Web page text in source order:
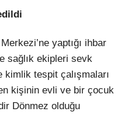
yaptığı ihbar
sağlık ekipleri sevk
kimlik tespit çalışmaları
kişinin evli ve bir çocuk
Dönmez olduğu